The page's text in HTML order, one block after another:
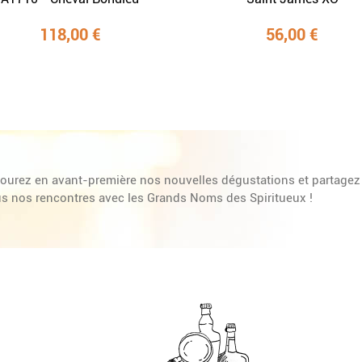
118,00 € 56,00 €
en avant-première nos nouvelles dégustations et
nos rencontres avec les Grands Noms des Spiritueux !